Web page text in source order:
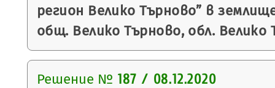
регион Велико Търново” в
общ. Велико Търново, обл. Велико
Решение № 187 / 08.12.2020